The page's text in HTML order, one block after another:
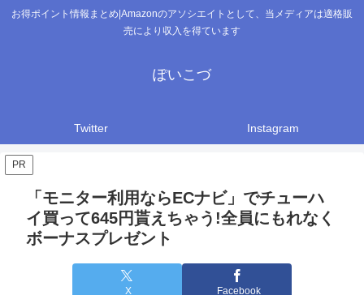
お得ポイント情報まとめ|Amazonのアソシエイトとして、当メディアは適格販
売により収入を得ています
ぽいこづ
Twitter Instagram
PR
「モニター利用ならECナビ」でチューハ
イ買って645円貰えちゃう!全員にもれなく
ボーナスプレゼント
X Facebook